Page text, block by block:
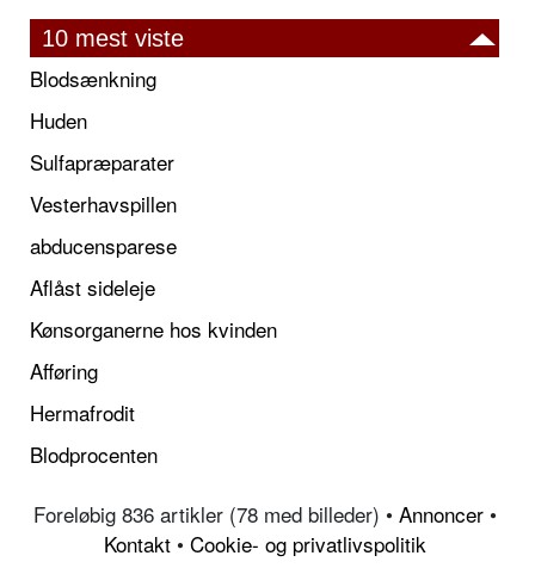
10 mest viste
Blodsænkning
Huden
Sulfapræparater
Vesterhavspillen
abducensparese
Aflåst sideleje
Kønsorganerne hos kvinden
Afføring
Hermafrodit
Blodprocenten
Foreløbig 836 artikler (78 med billeder) • Annoncer•
Kontakt• Cookie- og privatlivspolitik